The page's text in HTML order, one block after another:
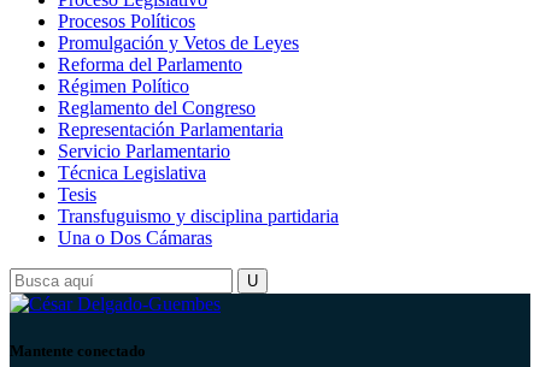
Procesos Políticos
Promulgación y Vetos de Leyes
Reforma del Parlamento
Régimen Político
Reglamento del Congreso
Representación Parlamentaria
Servicio Parlamentario
Técnica Legislativa
Tesis
Transfuguismo y disciplina partidaria
Una o Dos Cámaras
Mantente conectado